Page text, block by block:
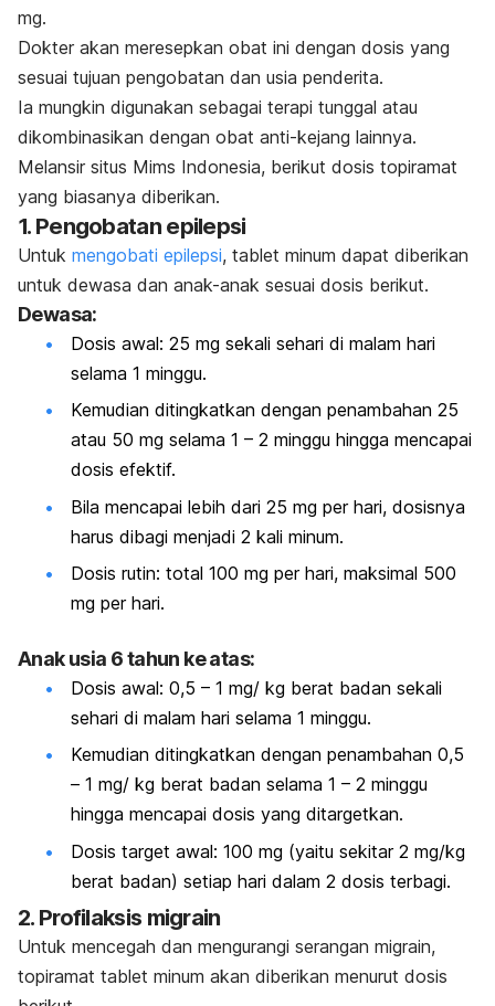
mg.
Dokter akan meresepkan obat ini dengan dosis yang
sesuai tujuan pengobatan dan usia penderita.
Ia mungkin digunakan sebagai terapi tunggal atau
dikombinasikan dengan obat anti-kejang lainnya.
Melansir situs Mims Indonesia, berikut dosis topiramat
yang biasanya diberikan.
1. Pengobatan epilepsi
Untuk mengobati epilepsi, tablet minum dapat diberikan
untuk dewasa dan anak-anak sesuai dosis berikut.
Dewasa:
Dosis awal: 25 mg sekali sehari di malam hari
selama 1 minggu.
Kemudian ditingkatkan dengan penambahan 25
atau 50 mg selama 1 – 2 minggu hingga mencapai
dosis efektif.
Bila mencapai lebih dari 25 mg per hari, dosisnya
harus dibagi menjadi 2 kali minum.
Dosis rutin: total 100 mg per hari, maksimal 500
mg per hari.
Anak usia 6 tahun ke atas:
Dosis awal: 0,5 – 1 mg/ kg berat badan sekali
sehari di malam hari selama 1 minggu.
Kemudian ditingkatkan dengan penambahan 0,5
– 1 mg/ kg berat badan selama 1 – 2 minggu
hingga mencapai dosis yang ditargetkan.
Dosis target awal: 100 mg (yaitu sekitar 2 mg/kg
berat badan) setiap hari dalam 2 dosis terbagi.
2. Profilaksis migrain
Untuk mencegah dan mengurangi serangan migrain,
topiramat tablet minum akan diberikan menurut dosis